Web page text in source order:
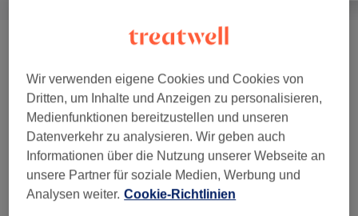
Herren ( 2) ab 15 €
Kinder ( 1)
Damen ( 12) ab 13 €
Wir verwenden eigene Cookies und Cookies von
Dritten, um Inhalte und Anzeigen zu personalisieren,
Medienfunktionen bereitzustellen und unseren
Datenverkehr zu analysieren. Wir geben auch
Informationen über die Nutzung unserer Webseite an
unsere Partner für soziale Medien, Werbung und
Analysen weiter. Cookie-Richtlinien